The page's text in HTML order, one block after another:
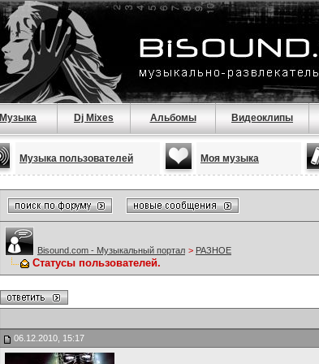
Музыка Dj Mixes Альбомы Видеоклипы
Музыка пользователей Моя музыка
Bisound.com - Музыкальный портал > РАЗНОЕ
Статусы пользователей.
06.12.2010, 15:17